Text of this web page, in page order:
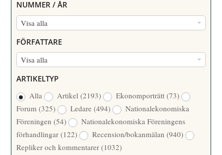
NUMMER / ÅR
Visa alla
N
M
M
/
Å
R
FÖRFATTARE
Visa alla
R
F
A
T
T
A
ARTIKELTYP
Alla
Artikel(2193) Ekonomporträtt(73)
Forum(325) Ledare(494)
Nationalekonomiska
Föreningen(54)
Nationalekonomiska Föreningens
förhandlingar(122) Recension/bokanmälan(940)
Repliker och kommentarer(1032)